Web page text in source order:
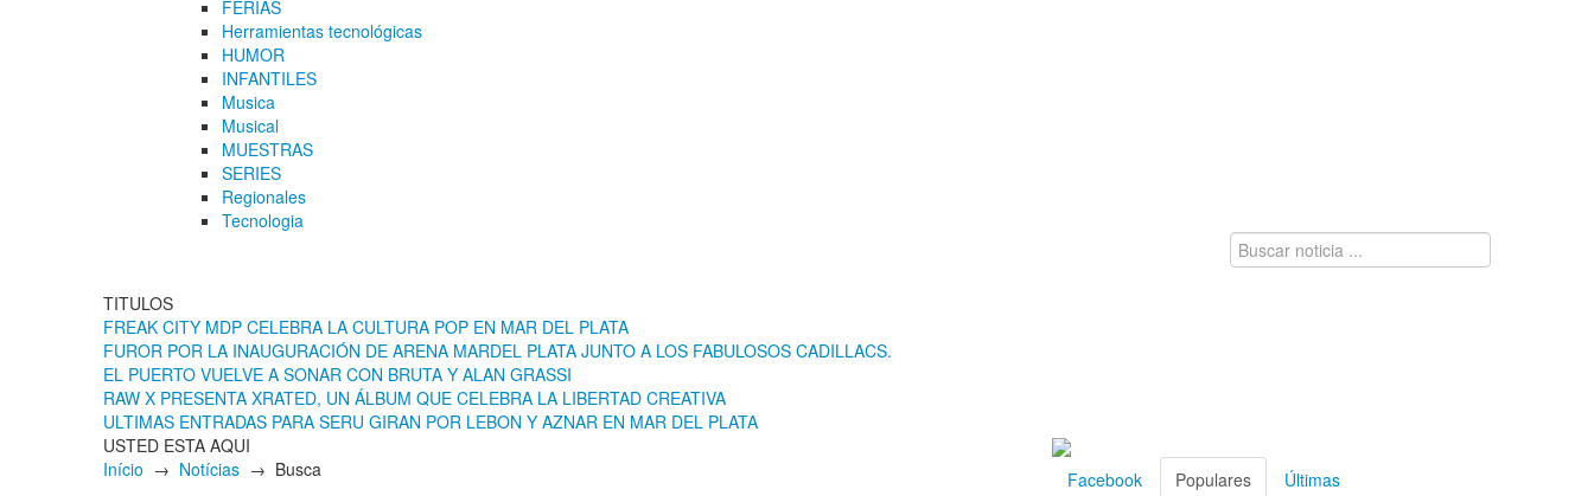
FERIAS
Herramientas tecnológicas
HUMOR
INFANTILES
Musica
Musical
MUESTRAS
SERIES
Regionales
Tecnologia
TITULOS
FREAK CITY MDP CELEBRA LA CULTURA POP EN MAR DEL PLATA
FUROR POR LA INAUGURACIÓN DE ARENA MARDEL PLATA JUNTO A LOS FABULOSOS CADILLACS.
EL PUERTO VUELVE A SONAR CON BRUTA Y ALAN GRASSI
RAW X PRESENTA XRATED, UN ÁLBUM QUE CELEBRA LA LIBERTAD CREATIVA
ULTIMAS ENTRADAS PARA SERU GIRAN POR LEBON Y AZNAR EN MAR DEL PLATA
USTED ESTA AQUI
Início → Notícias → Busca Facebook Populares Últimas